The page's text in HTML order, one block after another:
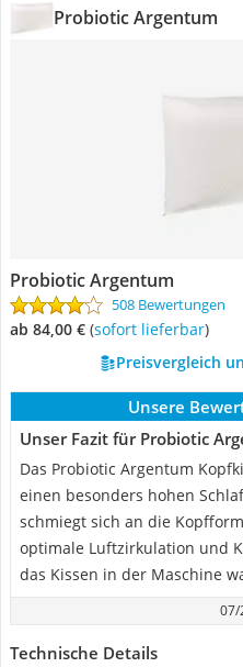
Probiotic Argentum
Probiotic Argentum
508 Bewertungen
ab 84,00 € ( Sofort lieferbar)
Preisvergleich
Unsere
Unser Fazit für Probiotic
Das Probiotic Argentum
einen besonders hohen
schmiegt sich an die
optimale Luftzirkulation und
das Kissen in der Maschine
07/
Technische Details